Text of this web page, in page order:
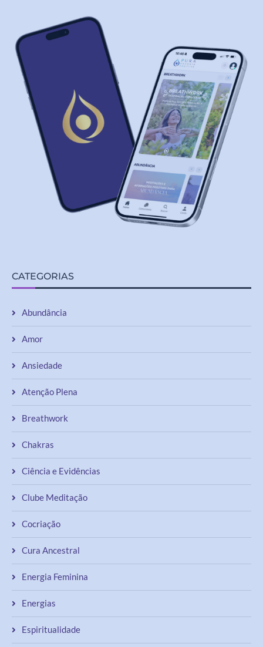
CATEGORIAS
Abundância
Amor
Ansiedade
Atenção Plena
Breathwork
Chakras
Ciência e Evidências
Clube Meditação
Cocriação
Cura Ancestral
Energia Feminina
Energias
Espiritualidade